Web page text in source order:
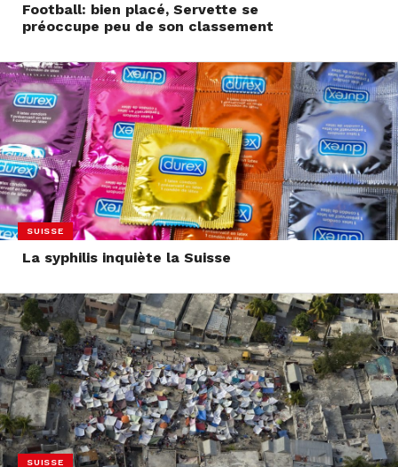
Football: bien placé, Servette se
préoccupe peu de son classement
SUISSE
La syphilis inquiète la Suisse
SUISSE